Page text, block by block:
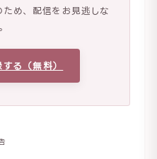
め、配信をお見逃しな
る（無料）